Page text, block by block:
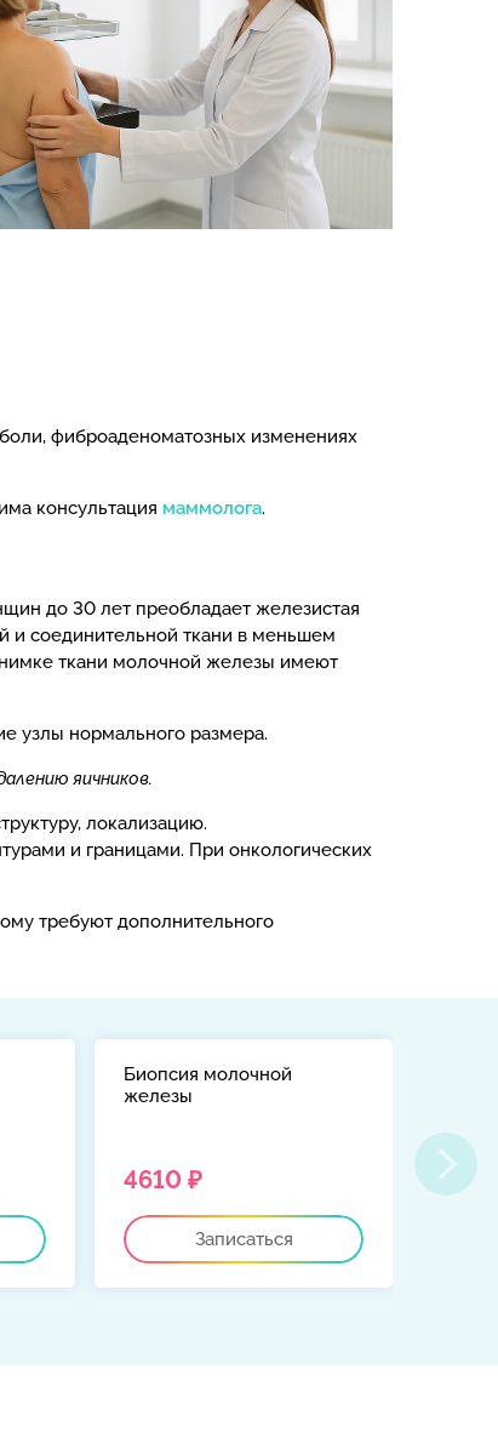
фиброаденоматозных изменениях
консультация маммолога.
до 30 лет преобладает железистая
и соединительной ткани в меньшем
ткани молочной железы имеют
узлы нормального размера.
яичников.
локализацию.
и границами. При онкологических
требуют дополнительного
Биопсия молочной
железы
4610 ₽
Записаться